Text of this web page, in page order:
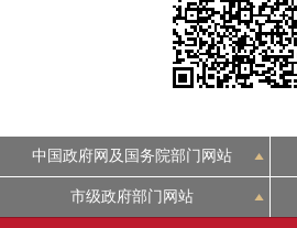
中国政府网及国务院部门网站
市级政府部门网站